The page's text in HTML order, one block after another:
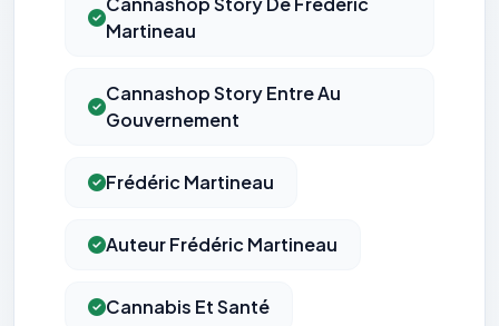
Martineau
Cannashop Story Entre Au
Gouvernement
Frédéric Martineau
Auteur Frédéric Martineau
Cannabis Et Santé